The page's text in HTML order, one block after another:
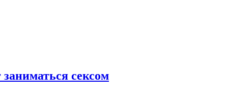
сексом